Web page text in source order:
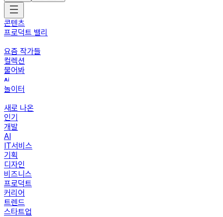
콘텐츠
프로덕트 밸리
요즘 작가들
컬렉션
물어봐
놀이터
새로 나온
인기
개발
AI
IT서비스
기획
디자인
비즈니스
프로덕트
커리어
트렌드
스타트업